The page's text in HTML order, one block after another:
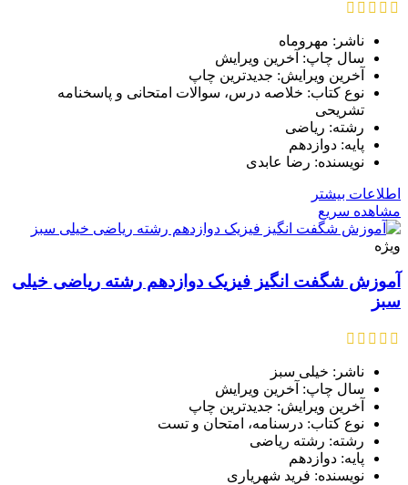
ناشر: مهروماه
سال چاپ: آخرین ویرایش
آخرین ویرایش: جدیدترین چاپ
نوع کتاب: خلاصه درس، سوالات امتحانی و پاسخنامه
تشریحی
رشته: ریاضی
پایه: دوازدهم
نویسنده: رضا عابدی
اطلاعات بیشتر
مشاهده سریع
ویژه
آموزش شگفت انگیز فیزیک دوازدهم رشته ریاضی خیلی
سبز
ناشر: خیلی سبز
سال چاپ: آخرین ویرایش
آخرین ویرایش: جدیدترین چاپ
نوع کتاب: درسنامه، امتحان و تست
رشته: رشته ریاضی
پایه: دوازدهم
نویسنده: فرید شهریاری